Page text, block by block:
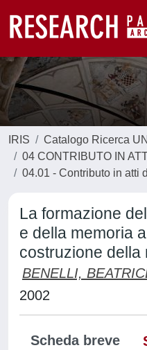
IRIS
Catalogo Ricerca
04 CONTRIBUTO IN
04.01 - Contributo in atti
La formazione
e della memoria
costruzione della
BENELLI,
2002
Scheda breve